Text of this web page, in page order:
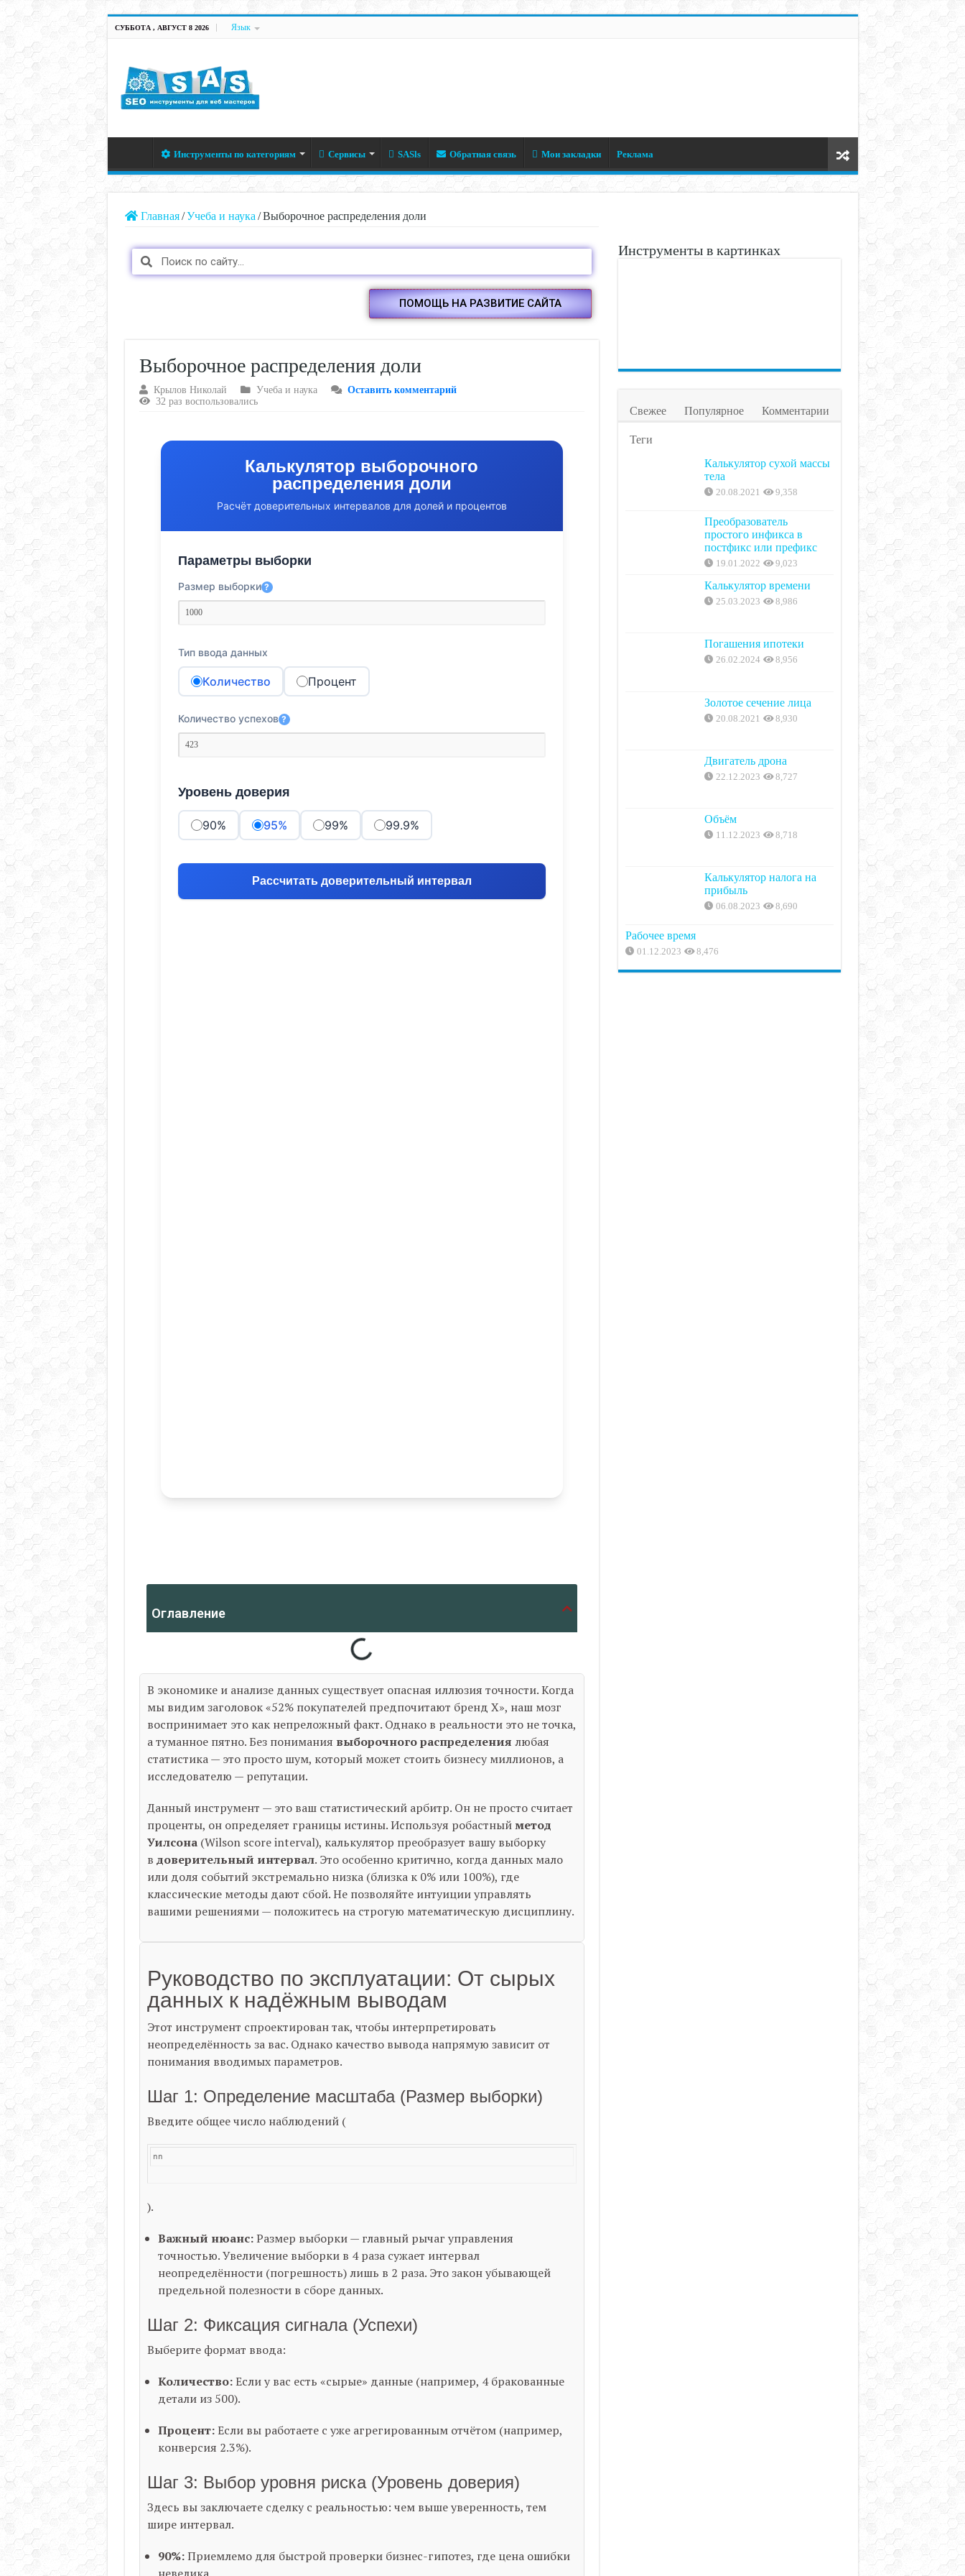
СУББОТА , АВГУСТ 8 2026 Язык
Инструменты по категориям Сервисы SASls Обратная связь Мои закладки Реклама
Главная / Учеба и наука / Выборочное распределения доли
ПОМОЩЬ НА РАЗВИТИЕ САЙТА
Выборочное распределения доли
Крылов Николай Учеба и наука
Оставить комментарий
32 раз воспользовались
Калькулятор выборочного
распределения доли
Расчёт доверительных интервалов для долей и процентов
Параметры выборки
Размер выборки ?
Тип ввода данных
Количество Процент
Количество успехов ?
Уровень доверия
90% 95% 99% 99.9%
Рассчитать доверительный интервал
Оглавление
В экономике и анализе данных существует опасная иллюзия точности. Когда
мы видим заголовок «52% покупателей предпочитают бренд X», наш мозг
воспринимает это как непреложный факт. Однако в реальности это не точка,
а туманное пятно. Без понимания выборочного распределения любая
статистика — это просто шум, который может стоить бизнесу миллионов, а
исследователю — репутации.
Данный инструмент — это ваш статистический арбитр. Он не просто считает
проценты, он определяет границы истины. Используя робастныйметод
Уилсона(Wilson score interval), калькулятор преобразует вашу выборку
в доверительный интервал. Это особенно критично, когда данных мало
или доля событий экстремально низка (близка к 0% или 100%), где
классические методы дают сбой. Не позволяйте интуиции управлять
вашими решениями — положитесь на строгую математическую дисциплину.
Руководство по эксплуатации: От сырых
данных к надёжным выводам
Этот инструмент спроектирован так, чтобы интерпретировать
неопределённость за вас. Однако качество вывода напрямую зависит от
понимания вводимых параметров.
Шаг 1: Определение масштаба (Размер выборки)
Введите общее число наблюдений (
nn
).
Важный нюанс:Размер выборки — главный рычаг управления
точностью. Увеличение выборки в 4 раза сужает интервал
неопределённости (погрешность) лишь в 2 раза. Это закон убывающей
предельной полезности в сборе данных.
Шаг 2: Фиксация сигнала (Успехи)
Выберите формат ввода:
Количество:Если у вас есть «сырые» данные (например, 4 бракованные
детали из 500).
Процент:Если вы работаете с уже агрегированным отчётом (например,
конверсия 2.3%).
Шаг 3: Выбор уровня риска (Уровень доверия)
Здесь вы заключаете сделку с реальностью: чем выше уверенность, тем
шире интервал.
90%:Приемлемо для быстрой проверки бизнес-гипотез, где цена ошибки
Инструменты в картинках
Свежее Популярное Комментарии
Теги
Калькулятор сухой массы
тела
20.08.2021 9,358
Преобразователь
простого инфикса в
постфикс или префикс
19.01.2022 9,023
Калькулятор времени
25.03.2023 8,986
Погашения ипотеки
26.02.2024 8,956
Золотое сечение лица
20.08.2021 8,930
Двигатель дрона
22.12.2023 8,727
Объём
11.12.2023 8,718
Калькулятор налога на
прибыль
06.08.2023 8,690
Рабочее время
01.12.2023 8,476